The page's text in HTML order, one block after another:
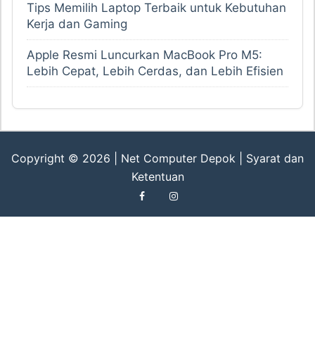
Tips Memilih Laptop Terbaik untuk Kebutuhan
Kerja dan Gaming
Apple Resmi Luncurkan MacBook Pro M5:
Lebih Cepat, Lebih Cerdas, dan Lebih Efisien
Copyright © 2026 | Net Computer Depok
Syarat dan
Ketentuan